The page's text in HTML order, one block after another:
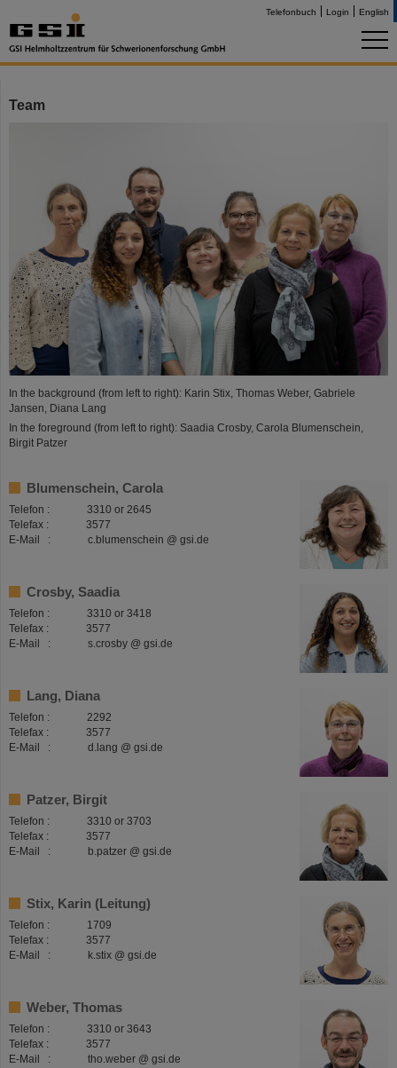
Telefonbuch Login English
Team
In the background (from left to right): Karin Stix, Thomas Weber, Gabriele
Jansen, Diana Lang
In the foreground (from left to right): Saadia Crosby, Carola Blumenschein,
Birgit Patzer
Blumenschein, Carola
Telefon : 3310 or 2645
Telefax : 3577
E-Mail : c.blumenschein @ gsi.de
Crosby, Saadia
Telefon : 3310 or 3418
Telefax : 3577
E-Mail : s.crosby @ gsi.de
Lang, Diana
Telefon : 2292
Telefax : 3577
E-Mail : d.lang @ gsi.de
Patzer, Birgit
Telefon : 3310 or 3703
Telefax : 3577
E-Mail : b.patzer @ gsi.de
Stix, Karin (Leitung)
Telefon : 1709
Telefax : 3577
E-Mail : k.stix @ gsi.de
Weber, Thomas
Telefon : 3310 or 3643
Telefax : 3577
E-Mail : tho.weber @ gsi.de